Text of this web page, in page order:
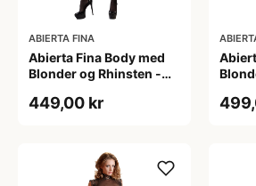
ABIERTA FINA
Abierta Fina Body med
Blonder og Rhinsten -
449,00 kr